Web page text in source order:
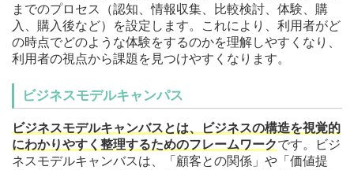
までのプロセス（認知、情報収集、比較検討、体験、購
入、購入後など）を設定します。これにより、利用者がど
の時点でどのような体験をするのかを理解しやすくなり、
利用者の視点から課題を見つけやすくなります。
ビジネスモデルキャンパス
ビジネスモデルキャンバスとは、ビジネスの構造を視覚的
にわかりやすく整理するためのフレームワークです。ビジ
ネスモデルキャンバスは、「顧客との関係」や「価値提